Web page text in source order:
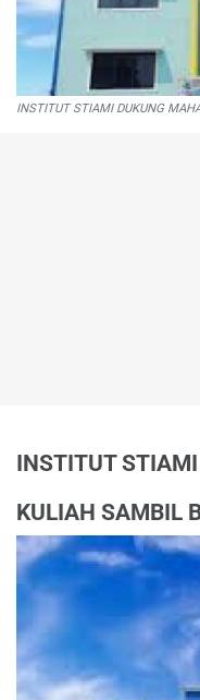
INSTITUT STIAMI DUKUNG
INSTITUT
KULIAH SAMBIL